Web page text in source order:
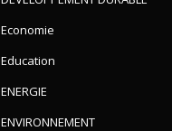
Economie
Education
ENERGIE
ENVIRONNEMENT